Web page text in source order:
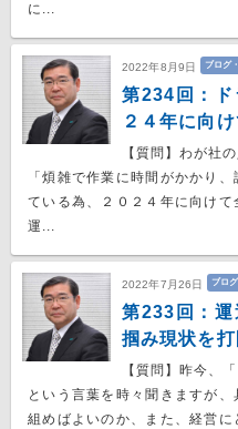
に...
2022年8月9日 ブログ
第234回：ド
２４年に向
【質問】わが社
「煩雑で作業に時間がかかり
ている為、２０２４年に向け
運...
2022年7月26日 ブロ
第233回：運
掴み現状を打
【質問】昨今、
という言葉を時々聞きますが
組めばよいのか、また、経営